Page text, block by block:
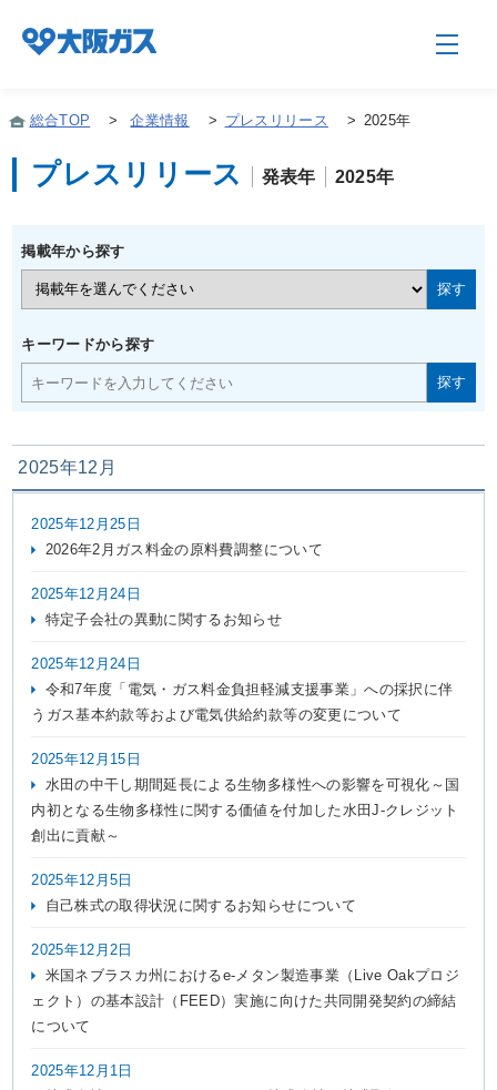
企業情報TOP
企業/グループについて
社会貢献
サステナビリティ
プレスリリース
総合TOP > 企業情報 > プレスリリース > 2025年
プレスリリース 発表年 2025年
掲載年から探す
キーワードから探す
2025年12月
2025年12月25日
2026年2月ガス料金の原料費調整について
2025年12月24日
特定子会社の異動に関するお知らせ
2025年12月24日
令和7年度「電気・ガス料金負担軽減支援事業」への採択に伴
うガス基本約款等および電気供給約款等の変更について
2025年12月15日
水田の中干し期間延長による生物多様性への影響を可視化～国
内初となる生物多様性に関する価値を付加した水田J-クレジット
創出に貢献～
2025年12月5日
自己株式の取得状況に関するお知らせについて
2025年12月2日
米国ネブラスカ州におけるe-メタン製造事業（Live Oakプロジ
ェクト）の基本設計（FEED）実施に向けた共同開発契約の締結
について
2025年12月1日